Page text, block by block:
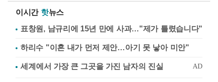
이시간 핫뉴스
표창원, 남규리에 15년 만에 사과…"제가 틀렸습니다"
하리수 "이혼 내가 먼저 제안…아기 못 낳아 미안"